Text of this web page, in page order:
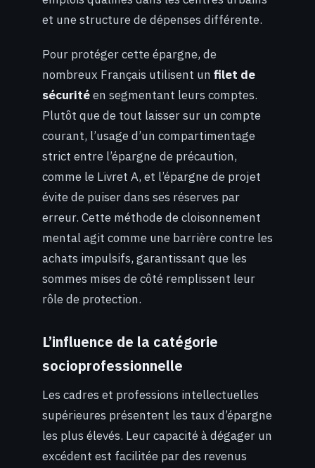
et une structure de dépenses différente.
Pour protéger cette épargne, de
nombreux Français utilisent un filet de
sécuritéen segmentant leurs comptes.
Plutôt que de tout laisser sur un compte
courant, l’usage d’un compartimentage
strict entre l’épargne de précaution,
comme le Livret A, et l’épargne de projet
évite de puiser dans ses réserves par
erreur. Cette méthode de cloisonnement
mental agit comme une barrière contre les
achats impulsifs, garantissant que les
sommes mises de côté remplissent leur
rôle de protection.
L’influence de la catégorie
socioprofessionnelle
Les cadres et professions intellectuelles
supérieures présentent les taux d’épargne
les plus élevés. Leur capacité à dégager un
excédent est facilitée par des revenus